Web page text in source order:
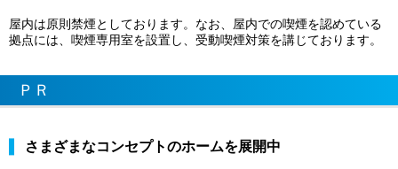
屋内は原則禁煙としております。なお、屋内での喫煙を認めている
拠点には、喫煙専用室を設置し、受動喫煙対策を講じております。
ＰＲ
さまざまなコンセプトのホームを展開中